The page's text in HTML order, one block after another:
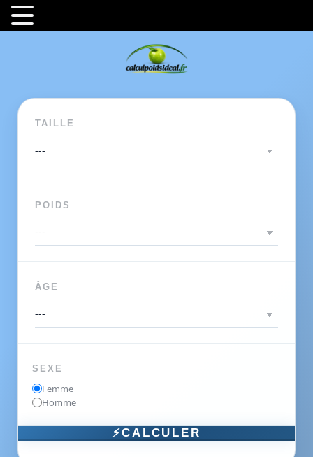
TAILLE
POIDS
ÂGE
SEXE
Femme
Homme
⚡CALCULER